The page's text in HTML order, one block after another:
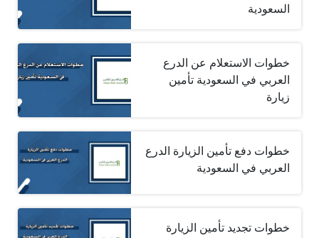
السعودية
خطوات الاستعلام عن الدرع
العربي في السعودية تأمين
زيارة
خطوات دفع تأمين الزيارة الدرع
العربي في السعودية
خطوات تجديد تأمين الزيارة